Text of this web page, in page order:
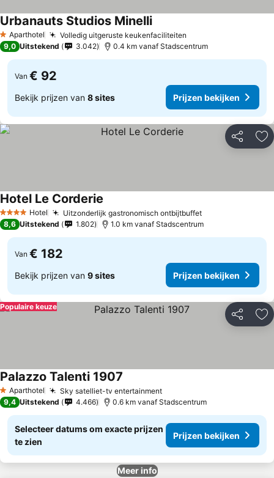
1 Sterren
Aparthotel Volledig uitgeruste keukenfaciliteiten
Urbanauts Studios Minelli
9,0 Uitstekend 3.042 0.4 km vanaf Stadscentrum
Van € 92
Bekijk prijzen van 8 sites Prijzen bekijken
Delen
4 SterrenHotel Uitzonderlijk gastronomisch ontbijtbuffet
Hotel Le Corderie
8,6 Uitstekend 1.802 1.0 km vanaf Stadscentrum
Van € 182
Bekijk prijzen van 9 sites Prijzen bekijken
Delen
Populaire keuze
1 Sterren
Aparthotel Sky satelliet-tv entertainment
Palazzo Talenti 1907
9,4 Uitstekend 4.466 0.6 km vanaf Stadscentrum
Selecteer datums om exacte prijzen
te zien
Prijzen bekijken
Meer info